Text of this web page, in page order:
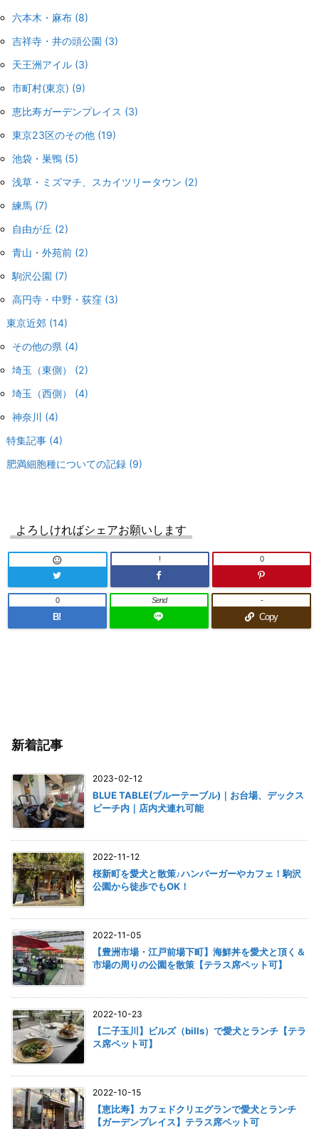
六本木・麻布 (8)
吉祥寺・井の頭公園 (3)
天王洲アイル (3)
市町村(東京) (9)
恵比寿ガーデンプレイス (3)
東京23区のその他 (19)
池袋・巣鴨 (5)
浅草・ミズマチ、スカイツリータウン (2)
練馬 (7)
自由が丘 (2)
青山・外苑前 (2)
駒沢公園 (7)
高円寺・中野・荻窪 (3)
東京近郊 (14)
その他の県 (4)
埼玉（東側） (2)
埼玉（西側） (4)
神奈川 (4)
特集記事 (4)
肥満細胞種についての記録 (9)
よろしければシェアお願いします
 ! 0
B!
0 Send
Copy
-
新着記事
2023-02-12
BLUE TABLE(ブルーテーブル)｜お台場、デックス
ビーチ内｜店内犬連れ可能
2022-11-12
桜新町を愛犬と散策♪ハンバーガーやカフェ！駒沢
公園から徒歩でもOK！
2022-11-05
【豊洲市場・江戸前場下町】海鮮丼を愛犬と頂く＆
市場の周りの公園を散策【テラス席ペット可】
2022-10-23
【二子玉川】ビルズ（bills）で愛犬とランチ【テラ
ス席ペット可】
2022-10-15
【恵比寿】カフェドクリエグランで愛犬とランチ
【ガーデンプレイス】テラス席ペット可